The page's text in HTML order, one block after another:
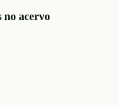
no acervo